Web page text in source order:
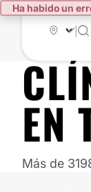
Ha habido un
EN
Más de